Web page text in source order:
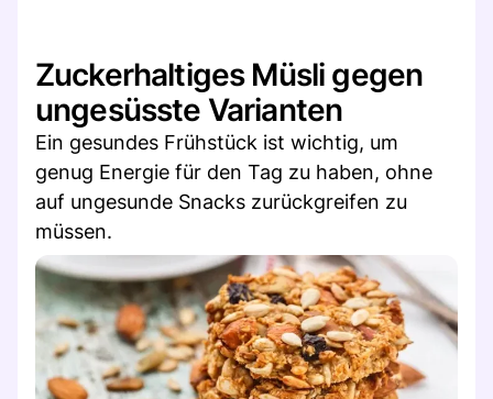
Zuckerhaltiges Müsli gegen
ungesüsste Varianten
Ein gesundes Frühstück ist wichtig, um
genug Energie für den Tag zu haben, ohne
auf ungesunde Snacks zurückgreifen zu
müssen.